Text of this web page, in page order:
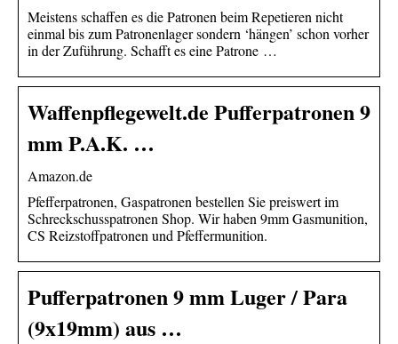
Meistens schaffen es die Patronen beim Repetieren nicht
einmal bis zum Patronenlager sondern ‘hängen’ schon vorher
in der Zuführung. Schafft es eine Patrone …
Waffenpflegewelt.de Pufferpatronen 9
mm P.A.K. …
Amazon.de
Pfefferpatronen, Gaspatronen bestellen Sie preiswert im
Schreckschusspatronen Shop. Wir haben 9mm Gasmunition,
CS Reizstoffpatronen und Pfeffermunition.
Pufferpatronen 9 mm Luger / Para
(9x19mm) aus …